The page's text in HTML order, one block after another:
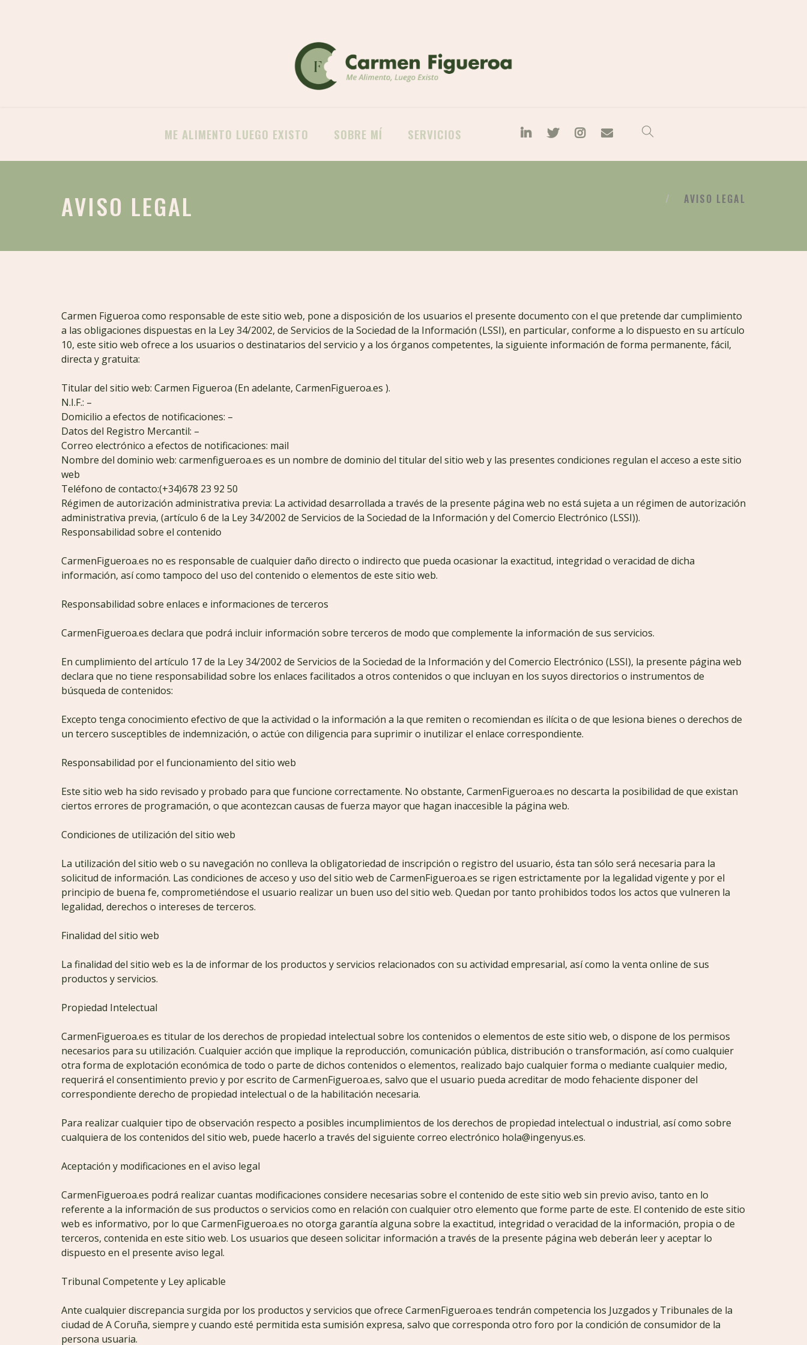
ME ALIMENTO LUEGO EXISTO SOBRE MÍ SERVICIOS
AVISO LEGAL AVISO LEGAL
Carmen Figueroa como responsable de este sitio web, pone a disposición de los usuarios el presente documento con el que pretende dar cumplimiento
a las obligaciones dispuestas en la Ley 34/2002, de Servicios de la Sociedad de la Información (LSSI), en particular, conforme a lo dispuesto en su artículo
10, este sitio web ofrece a los usuarios o destinatarios del servicio y a los órganos competentes, la siguiente información de forma permanente, fácil,
directa y gratuita:
Titular del sitio web: Carmen Figueroa (En adelante, CarmenFigueroa.es ).
N.I.F.: –
Domicilio a efectos de notificaciones: –
Datos del Registro Mercantil: –
Correo electrónico a efectos de notificaciones: mail
Nombre del dominio web: carmenfigueroa.es es un nombre de dominio del titular del sitio web y las presentes condiciones regulan el acceso a este sitio
web
Teléfono de contacto:(+34)678 23 92 50
Régimen de autorización administrativa previa: La actividad desarrollada a través de la presente página web no está sujeta a un régimen de autorización
administrativa previa, (artículo 6 de la Ley 34/2002 de Servicios de la Sociedad de la Información y del Comercio Electrónico (LSSI)).
Responsabilidad sobre el contenido
CarmenFigueroa.es no es responsable de cualquier daño directo o indirecto que pueda ocasionar la exactitud, integridad o veracidad de dicha
información, así como tampoco del uso del contenido o elementos de este sitio web.
Responsabilidad sobre enlaces e informaciones de terceros
CarmenFigueroa.es declara que podrá incluir información sobre terceros de modo que complemente la información de sus servicios.
En cumplimiento del artículo 17 de la Ley 34/2002 de Servicios de la Sociedad de la Información y del Comercio Electrónico (LSSI), la presente página web
declara que no tiene responsabilidad sobre los enlaces facilitados a otros contenidos o que incluyan en los suyos directorios o instrumentos de
búsqueda de contenidos:
Excepto tenga conocimiento efectivo de que la actividad o la información a la que remiten o recomiendan es ilícita o de que lesiona bienes o derechos de
un tercero susceptibles de indemnización, o actúe con diligencia para suprimir o inutilizar el enlace correspondiente.
Responsabilidad por el funcionamiento del sitio web
Este sitio web ha sido revisado y probado para que funcione correctamente. No obstante, CarmenFigueroa.es no descarta la posibilidad de que existan
ciertos errores de programación, o que acontezcan causas de fuerza mayor que hagan inaccesible la página web.
Condiciones de utilización del sitio web
La utilización del sitio web o su navegación no conlleva la obligatoriedad de inscripción o registro del usuario, ésta tan sólo será necesaria para la
solicitud de información. Las condiciones de acceso y uso del sitio web de CarmenFigueroa.es se rigen estrictamente por la legalidad vigente y por el
principio de buena fe, comprometiéndose el usuario realizar un buen uso del sitio web. Quedan por tanto prohibidos todos los actos que vulneren la
legalidad, derechos o intereses de terceros.
Finalidad del sitio web
La finalidad del sitio web es la de informar de los productos y servicios relacionados con su actividad empresarial, así como la venta online de sus
productos y servicios.
Propiedad Intelectual
CarmenFigueroa.es es titular de los derechos de propiedad intelectual sobre los contenidos o elementos de este sitio web, o dispone de los permisos
necesarios para su utilización. Cualquier acción que implique la reproducción, comunicación pública, distribución o transformación, así como cualquier
otra forma de explotación económica de todo o parte de dichos contenidos o elementos, realizado bajo cualquier forma o mediante cualquier medio,
requerirá el consentimiento previo y por escrito de CarmenFigueroa.es, salvo que el usuario pueda acreditar de modo fehaciente disponer del
correspondiente derecho de propiedad intelectual o de la habilitación necesaria.
Para realizar cualquier tipo de observación respecto a posibles incumplimientos de los derechos de propiedad intelectual o industrial, así como sobre
cualquiera de los contenidos del sitio web, puede hacerlo a través del siguiente correo electrónico hola@ingenyus.es.
Aceptación y modificaciones en el aviso legal
CarmenFigueroa.es podrá realizar cuantas modificaciones considere necesarias sobre el contenido de este sitio web sin previo aviso, tanto en lo
referente a la información de sus productos o servicios como en relación con cualquier otro elemento que forme parte de este. El contenido de este sitio
web es informativo, por lo que CarmenFigueroa.es no otorga garantía alguna sobre la exactitud, integridad o veracidad de la información, propia o de
terceros, contenida en este sitio web. Los usuarios que deseen solicitar información a través de la presente página web deberán leer y aceptar lo
dispuesto en el presente aviso legal.
Tribunal Competente y Ley aplicable
Ante cualquier discrepancia surgida por los productos y servicios que ofrece CarmenFigueroa.es tendrán competencia los Juzgados y Tribunales de la
ciudad de A Coruña, siempre y cuando esté permitida esta sumisión expresa, salvo que corresponda otro foro por la condición de consumidor de la
persona usuaria.